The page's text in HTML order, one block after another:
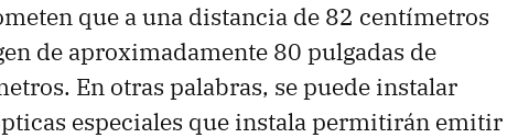
que a una distancia de 82 centímetros
de aproximadamente 80 pulgadas de
En otras palabras, se puede instalar
especiales que instala permitirán emitir